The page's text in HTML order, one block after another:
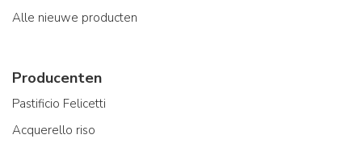
Alle nieuwe producten
Producenten
Pastificio Felicetti
Acquerello riso